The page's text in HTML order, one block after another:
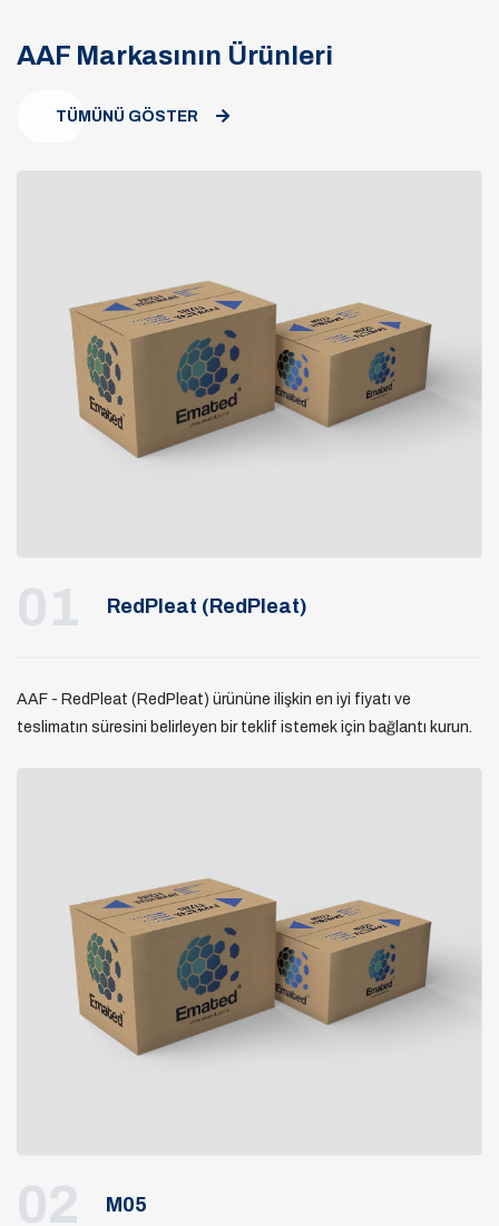
AAF Markasının Ürünleri
TÜMÜNÜ GÖSTER
01 RedPleat (RedPleat)
AAF - RedPleat (RedPleat) ürününe ilişkin en iyi fiyatı ve
teslimatın süresini belirleyen bir teklif istemek için bağlantı kurun.
02 M05